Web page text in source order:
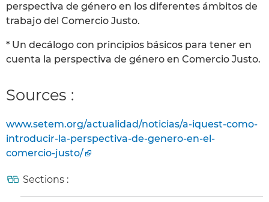
perspectiva de género en los diferentes ámbitos de
trabajo del Comercio Justo.
* Un decálogo con principios básicos para tener en
cuenta la perspectiva de género en Comercio Justo.
Sources :
www.setem.org/actualidad/noticias/a-iquest-como-
introducir-la-perspectiva-de-genero-en-el-
comercio-justo/
Sections :